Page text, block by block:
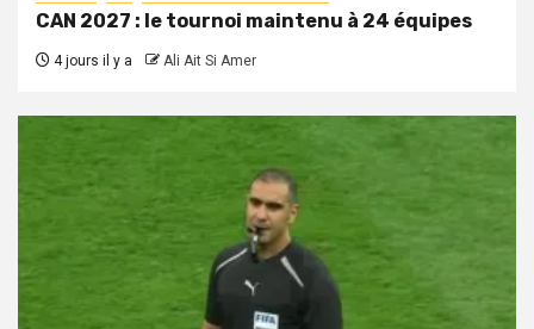
CAN 2027 : le tournoi maintenu à 24 équipes
4 jours il y a Ali Ait Si Amer